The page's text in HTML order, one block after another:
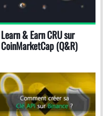
Learn & Earn CRU sur
CoinMarketCap (Q&R)